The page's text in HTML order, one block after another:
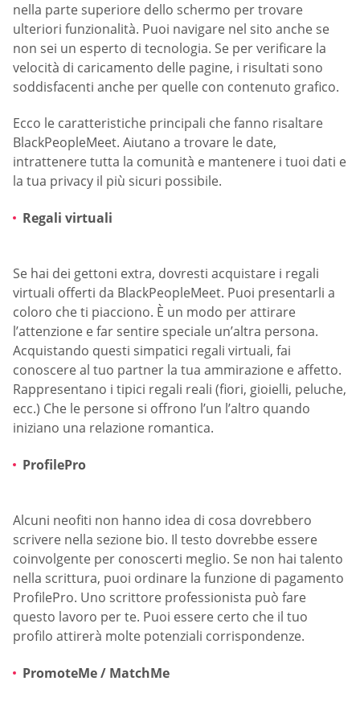
nella parte superiore dello schermo per trovare
ulteriori funzionalità. Puoi navigare nel sito anche se
non sei un esperto di tecnologia. Se per verificare la
velocità di caricamento delle pagine, i risultati sono
soddisfacenti anche per quelle con contenuto grafico.
Ecco le caratteristiche principali che fanno risaltare
BlackPeopleMeet. Aiutano a trovare le date,
intrattenere tutta la comunità e mantenere i tuoi dati e
la tua privacy il più sicuri possibile.
Regali virtuali
Se hai dei gettoni extra, dovresti acquistare i regali
virtuali offerti da BlackPeopleMeet. Puoi presentarli a
coloro che ti piacciono. È un modo per attirare
l’attenzione e far sentire speciale un’altra persona.
Acquistando questi simpatici regali virtuali, fai
conoscere al tuo partner la tua ammirazione e affetto.
Rappresentano i tipici regali reali (fiori, gioielli, peluche,
ecc.) Che le persone si offrono l’un l’altro quando
iniziano una relazione romantica.
ProfilePro
Alcuni neofiti non hanno idea di cosa dovrebbero
scrivere nella sezione bio. Il testo dovrebbe essere
coinvolgente per conoscerti meglio. Se non hai talento
nella scrittura, puoi ordinare la funzione di pagamento
ProfilePro. Uno scrittore professionista può fare
questo lavoro per te. Puoi essere certo che il tuo
profilo attirerà molte potenziali corrispondenze.
PromoteMe / MatchMe